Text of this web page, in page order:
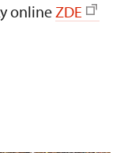
online ZDE